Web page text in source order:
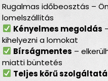
Rugalmas időbeosztás –
lomelszállítás
Kényelmes megoldás
kihelyezni a lomokat
Bírságmentes –
miatti büntetés
Teljes körű